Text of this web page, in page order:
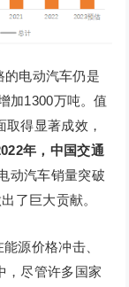
的电动汽车仍是
加1300万吨。值
得显著成效，
年，中国交通
动汽车销量突破
了巨大贡献。
源价格冲击、
，尽管许多国家